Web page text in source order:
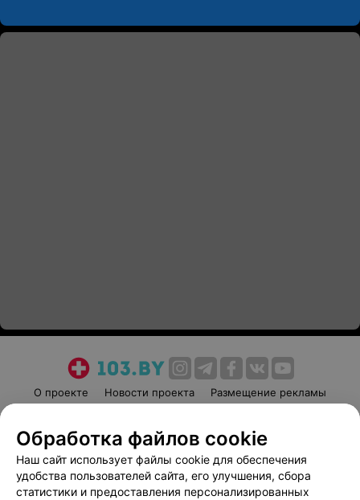
О проекте Новости проекта
Размещение рекламы
Пользовательское соглашение
Способы оплаты
Вакансии
Партнеры
Написать руководителю 103.by
Обработка файлов cookie
Наш сайт использует файлы cookie для обеспечения
удобства пользователей сайта, его улучшения, сбора
статистики и предоставления персонализированных